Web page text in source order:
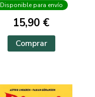
Disponible para envío
15,90 €
Comprar